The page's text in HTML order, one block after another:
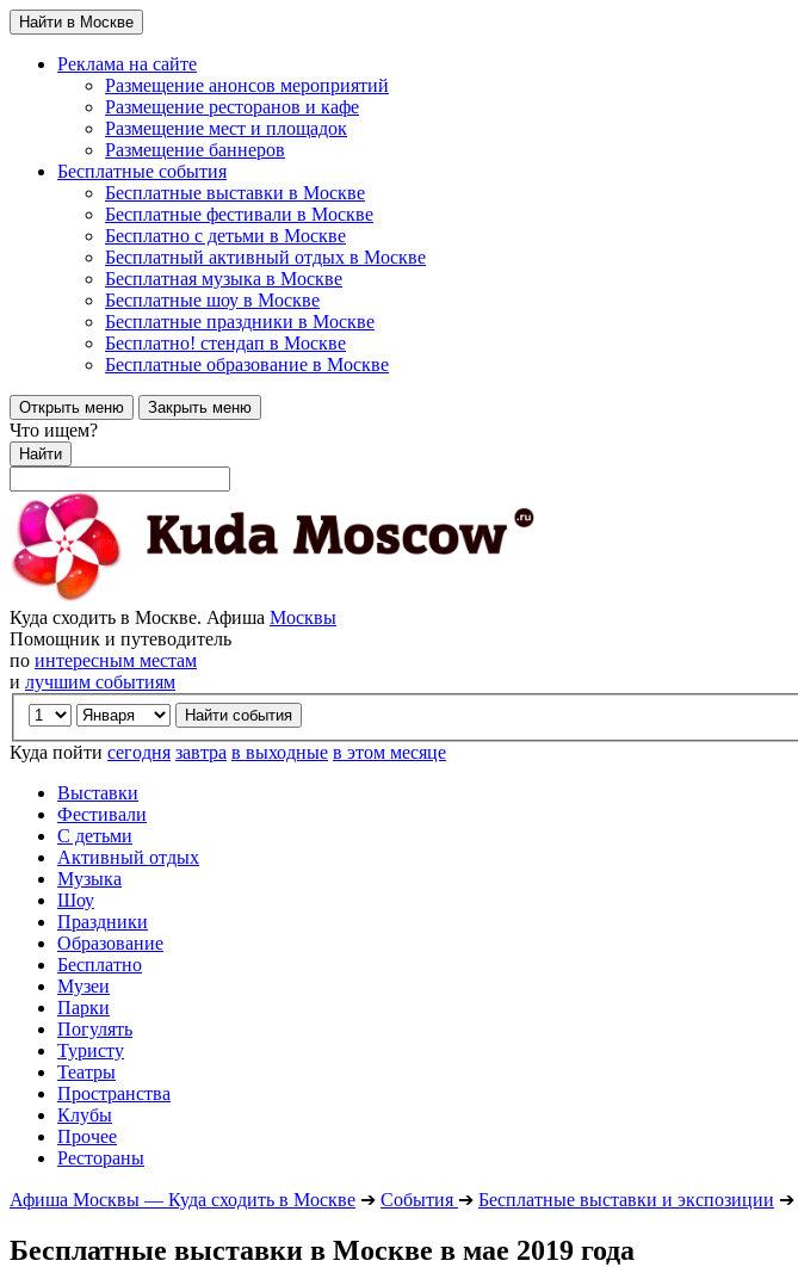
Найти в Москве
Реклама на сайте
Размещение анонсов мероприятий
Размещение ресторанов и кафе
Размещение мест и площадок
Размещение баннеров
Бесплатные события
Бесплатные выставки в Москве
Бесплатные фестивали в Москве
Бесплатно с детьми в Москве
Бесплатный активный отдых в Москве
Бесплатная музыка в Москве
Бесплатные шоу в Москве
Бесплатные праздники в Москве
Бесплатно! стендап в Москве
Бесплатные образование в Москве
Открыть меню Закрыть меню
Что ищем?
Найти
Куда сходить в Москве. Афиша Москвы
Помощник и путеводитель
по интересным местам
и лучшим событиям
Куда пойти сегодня завтра в выходные в этом месяце
Выставки
Фестивали
С детьми
Активный отдых
Музыка
Шоу
Праздники
Образование
Бесплатно
Музеи
Парки
Погулять
Туристу
Театры
Пространства
Клубы
Прочее
Рестораны
Афиша Москвы — Куда сходить в Москве ➔ События ➔ Бесплатные выставки и экспозиции ➔
Бесплатные выставки в Москве в мае 2019 года